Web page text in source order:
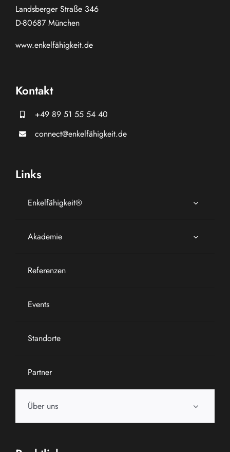
Landsberger Straße 346
D-80687 München
www.enkelfähigkeit.de
Kontakt
+49 89 51 55 54 40
connect@enkelfähigkeit.de
Links
Enkelfähigkeit®
Akademie
Referenzen
Events
Standorte
Partner
Über uns